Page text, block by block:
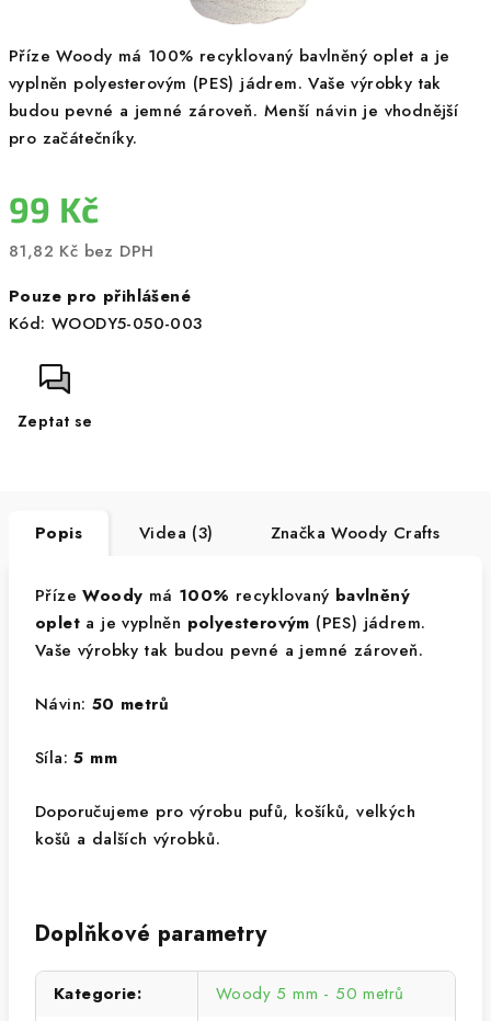
Příze Woody má 100% recyklovaný bavlněný oplet a je
vyplněn polyesterovým (PES) jádrem. Vaše výrobky tak
budou pevné a jemné zároveň. Menší návin je vhodnější
pro začátečníky.
99 Kč
81,82 Kč bez DPH
cena:
Pouze pro přihlášené
Kód: WOODY5-050-003
Zeptat se
Popis Videa (3) Značka Woody Crafts
PřízeWoody má 100% recyklovaný bavlněný
oplet a je vyplněn polyesterovým (PES) jádrem.
Vaše výrobky tak budou pevné a jemné zároveň.
Návin: 50 metrů
Síla:5 mm
Doporučujeme pro výrobu pufů, košíků, velkých
košů a dalších výrobků.
Doplňkové parametry
Kategorie:
Woody 5 mm - 50 metrů